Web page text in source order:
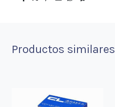
Productos similares